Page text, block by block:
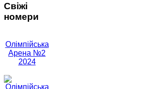
Свіжі
номери
Олімпійська
Арена №2
2024